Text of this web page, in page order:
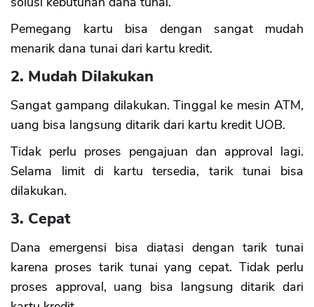
Pemegang kartu bisa dengan sangat mudah
menarik dana tunai dari kartu kredit.
2. Mudah Dilakukan
Sangat gampang dilakukan. Tinggal ke mesin ATM,
uang bisa langsung ditarik dari kartu kredit UOB.
Tidak perlu proses pengajuan dan approval lagi.
Selama limit di kartu tersedia, tarik tunai bisa
dilakukan.
3. Cepat
Dana emergensi bisa diatasi dengan tarik tunai
karena proses tarik tunai yang cepat. Tidak perlu
proses approval, uang bisa langsung ditarik dari